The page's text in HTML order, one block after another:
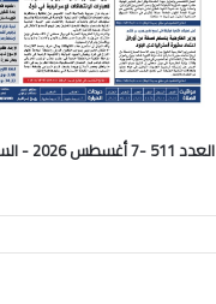
العدد 511 -7 أغسطس 2026 - السنة الثالثة